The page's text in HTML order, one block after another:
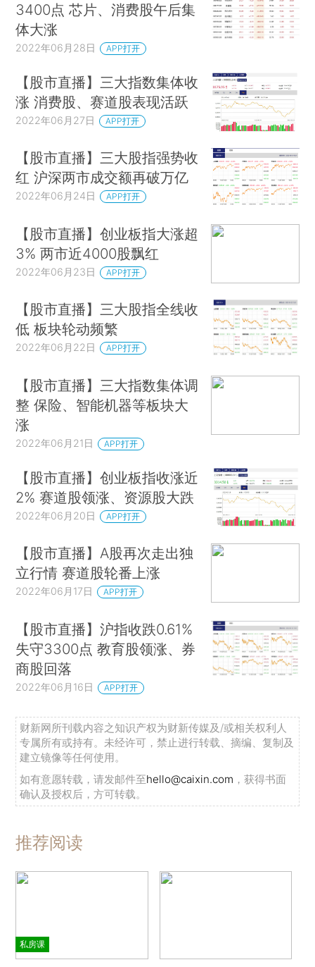
3400点 芯片、消费股午后集
体大涨
2022年06月28日 APP打开
【股市直播】三大指数集体收
涨 消费股、赛道股表现活跃
2022年06月27日 APP打开
【股市直播】三大股指强势收
红 沪深两市成交额再破万亿
2022年06月24日 APP打开
【股市直播】创业板指大涨超
3% 两市近4000股飘红
2022年06月23日 APP打开
【股市直播】三大股指全线收
低 板块轮动频繁
2022年06月22日 APP打开
【股市直播】三大指数集体调
整 保险、智能机器等板块大
涨
2022年06月21日 APP打开
【股市直播】创业板指收涨近
2% 赛道股领涨、资源股大跌
2022年06月20日 APP打开
【股市直播】A股再次走出独
立行情 赛道股轮番上涨
2022年06月17日 APP打开
【股市直播】沪指收跌0.61%
失守3300点 教育股领涨、券
商股回落
2022年06月16日 APP打开
财新网所刊载内容之知识产权为财新传媒及/或相关权利人
专属所有或持有。未经许可，禁止进行转载、摘编、复制及
建立镜像等任何使用。
如有意愿转载，请发邮件至hello@caixin.com ，获得书面
确认及授权后，方可转载。
推荐阅读
私房课